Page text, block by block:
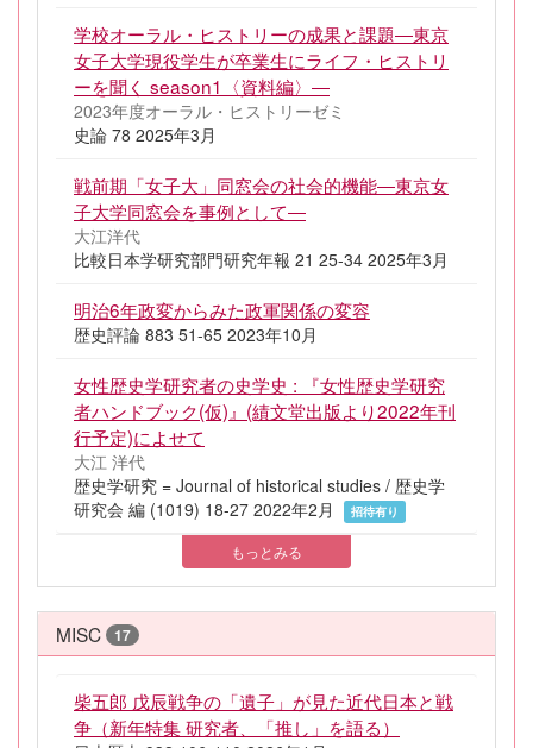
学校オーラル・ヒストリーの成果と課題―東京
女子大学現役学生が卒業生にライフ・ヒストリ
ーを聞く season1〈資料編〉―
2023年度オーラル・ヒストリーゼミ
史論 78 2025年3月
戦前期「女子大」同窓会の社会的機能―東京女
子大学同窓会を事例として―
大江洋代
比較日本学研究部門研究年報 21 25-34 2025年3月
明治6年政変からみた政軍関係の変容
歴史評論 883 51-65 2023年10月
女性歴史学研究者の史学史 : 『女性歴史学研究
者ハンドブック(仮)』(績文堂出版より2022年刊
行予定)によせて
大江 洋代
歴史学研究 = Journal of historical studies / 歴史学
研究会 編 (1019) 18-27 2022年2月
招待有り
もっとみる
MISC 17
柴五郎 戊辰戦争の「遺子」が見た近代日本と戦
争（新年特集 研究者、「推し」を語る）